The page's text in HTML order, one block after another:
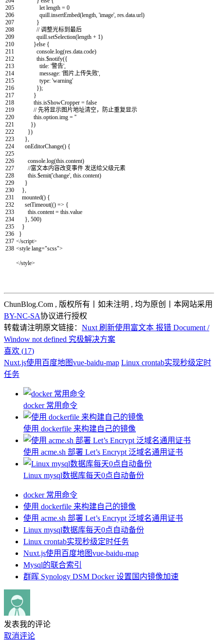
205
206
207
208
209
210
211
212
213
214
215
216
217
218
219
220
221
222
223
224
225
226
227
228
229
230
231
232
233
234
235
236
237
238
let length = 0
quill.insertEmbed(length, 'image', res.data.url)
}
// 调整光标到最后
quill.setSelection(length + 1)
}else {
console.log(res.data.code)
this.$notify({
title: '警告',
message: '图片上传失败',
type: 'warning'
});
}
this.isShowCropper = false
// 先将显示图片地址清空，防止重复显示
this.option.img = ''
})
})
},
onEditorChange() {
console.log(this.content)
//富文本内容改变事件 发送给父级元素
this.$emit('change', this.content)
}
},
mounted() {
setTimeout(() => {
this.content = this.value
}, 500)
}
}
</script>
<style lang="scss">
</style>
ChunBlog.Com , 版权所有丨如未注明 , 均为原创丨本网站采用
BY-NC-SA协议进行授权
转载请注明原文链接： Nuxt 刷新使用富文本 报错 Document /
Window not defined 究极解决方案
喜欢 (17)
Nuxt.js使用百度地图vue-baidu-map Linux crontab实现秒级定时
任务
docker 常用命令
使用 dockerfile 来构建自己的镜像
使用 acme.sh 部署 Let’s Encrypt 泛域名通用证书
Linux mysql数据库每天0点自动备份
docker 常用命令
使用 dockerfile 来构建自己的镜像
使用 acme.sh 部署 Let’s Encrypt 泛域名通用证书
Linux mysql数据库每天0点自动备份
Linux crontab实现秒级定时任务
Nuxt.js使用百度地图vue-baidu-map
Mysql的联合索引
群晖 Synology DSM Docker 设置国内镜像加速
发表我的评论
取消评论